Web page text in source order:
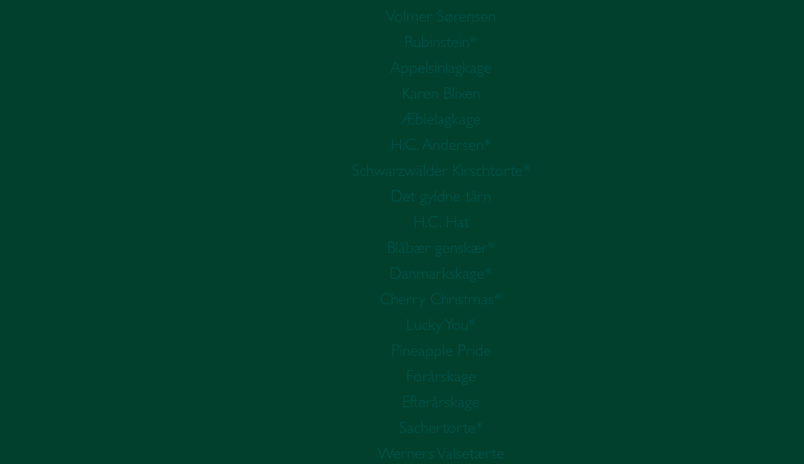
Volmer Sørensen
Rubinstein*
Appelsinlagkage
Karen Blixen
Æblelagkage
H.C. Andersen*
Schwarzwälder Kirschtorte*
Det gyldne tårn
H.C. Hat
Blåbær genskær*
Danmarkskage*
Cherry Christmas*
Lucky You*
Pineapple Pride
Forårskage
Efterårskage
Sachertorte*
Werners Valsetærte